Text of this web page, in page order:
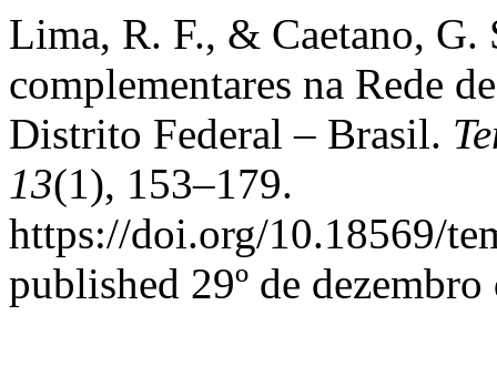
Lima, R. F., & Caetano, G.
complementares na Rede
Distrito Federal – Brasil.
13(1), 153–179.
https://doi.org/10.18569/
published 29º de